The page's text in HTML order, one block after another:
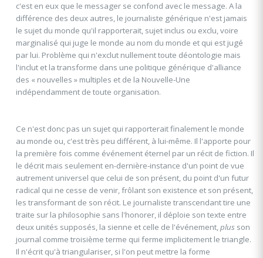
c'est en eux que le messager se confond avec le message. A la
différence des deux autres, le journaliste générique n'est jamais
le sujet du monde qu'il rapporterait, sujet inclus ou exclu, voire
marginalisé qui juge le monde au nom du monde et qui est jugé
par lui. Problème qui n'exclut nullement toute déontologie mais
l'inclut et la transforme dans une politique générique d'alliance
des « nouvelles » multiples et de la Nouvelle-Une
indépendamment de toute organisation.
Ce n'est donc pas un sujet qui rapporterait finalement le monde
au monde ou, c'est très peu différent, à lui-même. Il l'apporte pour
la première fois comme événement éternel par un récit de fiction. Il
le décrit mais seulement en-dernière-instance d'un point de vue
autrement universel que celui de son présent, du point d'un futur
radical qui ne cesse de venir, frôlant son existence et son présent,
les transformant de son récit. Le journaliste transcendant tire une
traite sur la philosophie sans l'honorer, il déploie son texte entre
deux unités supposés, la sienne et celle de l'événement,plusson
journal comme troisième terme qui ferme implicitement le triangle.
Il n'écrit qu'à triangulariser, si l'on peut mettre la forme